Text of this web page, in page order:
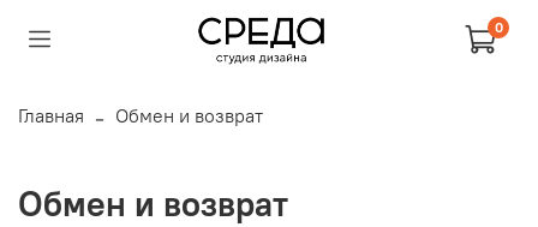
0
Главная Обмен и возврат
Обмен и возврат